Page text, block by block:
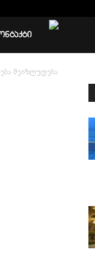
შეიზღუდება